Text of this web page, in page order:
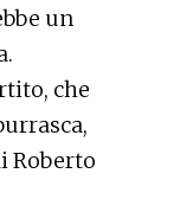
un
che
Roberto